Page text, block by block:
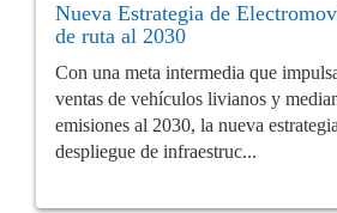
Nueva Estrategia de
de ruta al 2030
Con una meta intermedia que
ventas de vehículos livianos y
emisiones al 2030, la nueva
despliegue de infraestruc...